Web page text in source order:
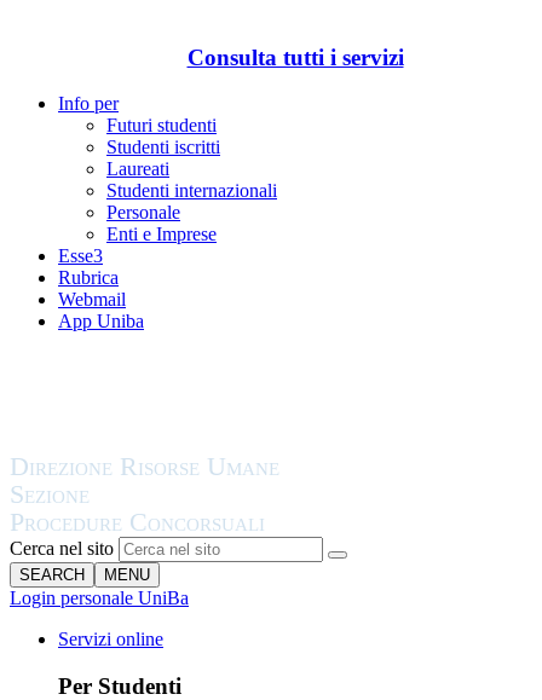
Consulta tutti i servizi
Info per
Futuri studenti
Studenti iscritti
Laureati
Studenti internazionali
Personale
Enti e Imprese
Esse3
Rubrica
Webmail
App Uniba
Cerca nel sito
SEARCH MENU
Login personale UniBa
Servizi online
Per Studenti